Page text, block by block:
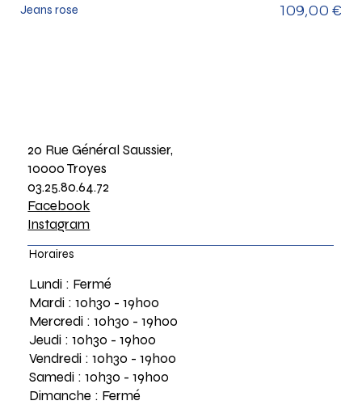
Jeans rose Prix
109,00 €
20 Rue Général Saussier,
10000 Troyes
03.25.80.64.72
Facebook
Instagram
Horaires
Lundi : Fermé
Mardi : 10h30 - 19h00
Mercredi : 10h30 - 19h00
Jeudi : 10h30 - 19h00
Vendredi : 10h30 - 19h00
Samedi : 10h30 - 19h00
Dimanche : Fermé